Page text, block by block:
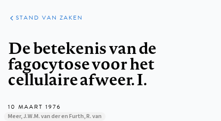
ARTIKELEN
PRAKTIJK
STAND VAN ZAKEN
De betekenis van de
fagocytose voor het
cellulaire afweer. I.
10 MAART 1976
Meer, J.W.M. van der en Furth, R. van